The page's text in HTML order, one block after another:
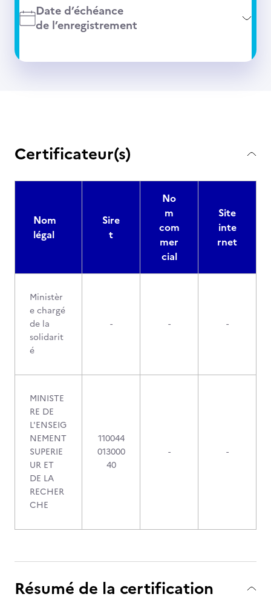
Date d’échéance
de l’enregistrement
Certificateur(s)
Nom
légal
Sire
t
No
m
com
mer
cial
Site
inte
rnet
Ministèr
e chargé
de la
solidarit
é
- - -
MINISTE
RE DE
L'ENSEIG
NEMENT
SUPERIE
UR ET
DE LA
RECHER
CHE
110044
013000
40
- -
Résumé de la certification